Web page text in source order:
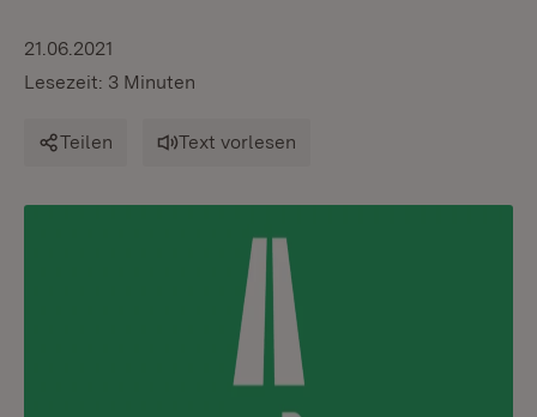
21.06.2021
Lesezeit: 3 Minuten
Teilen Text vorlesen